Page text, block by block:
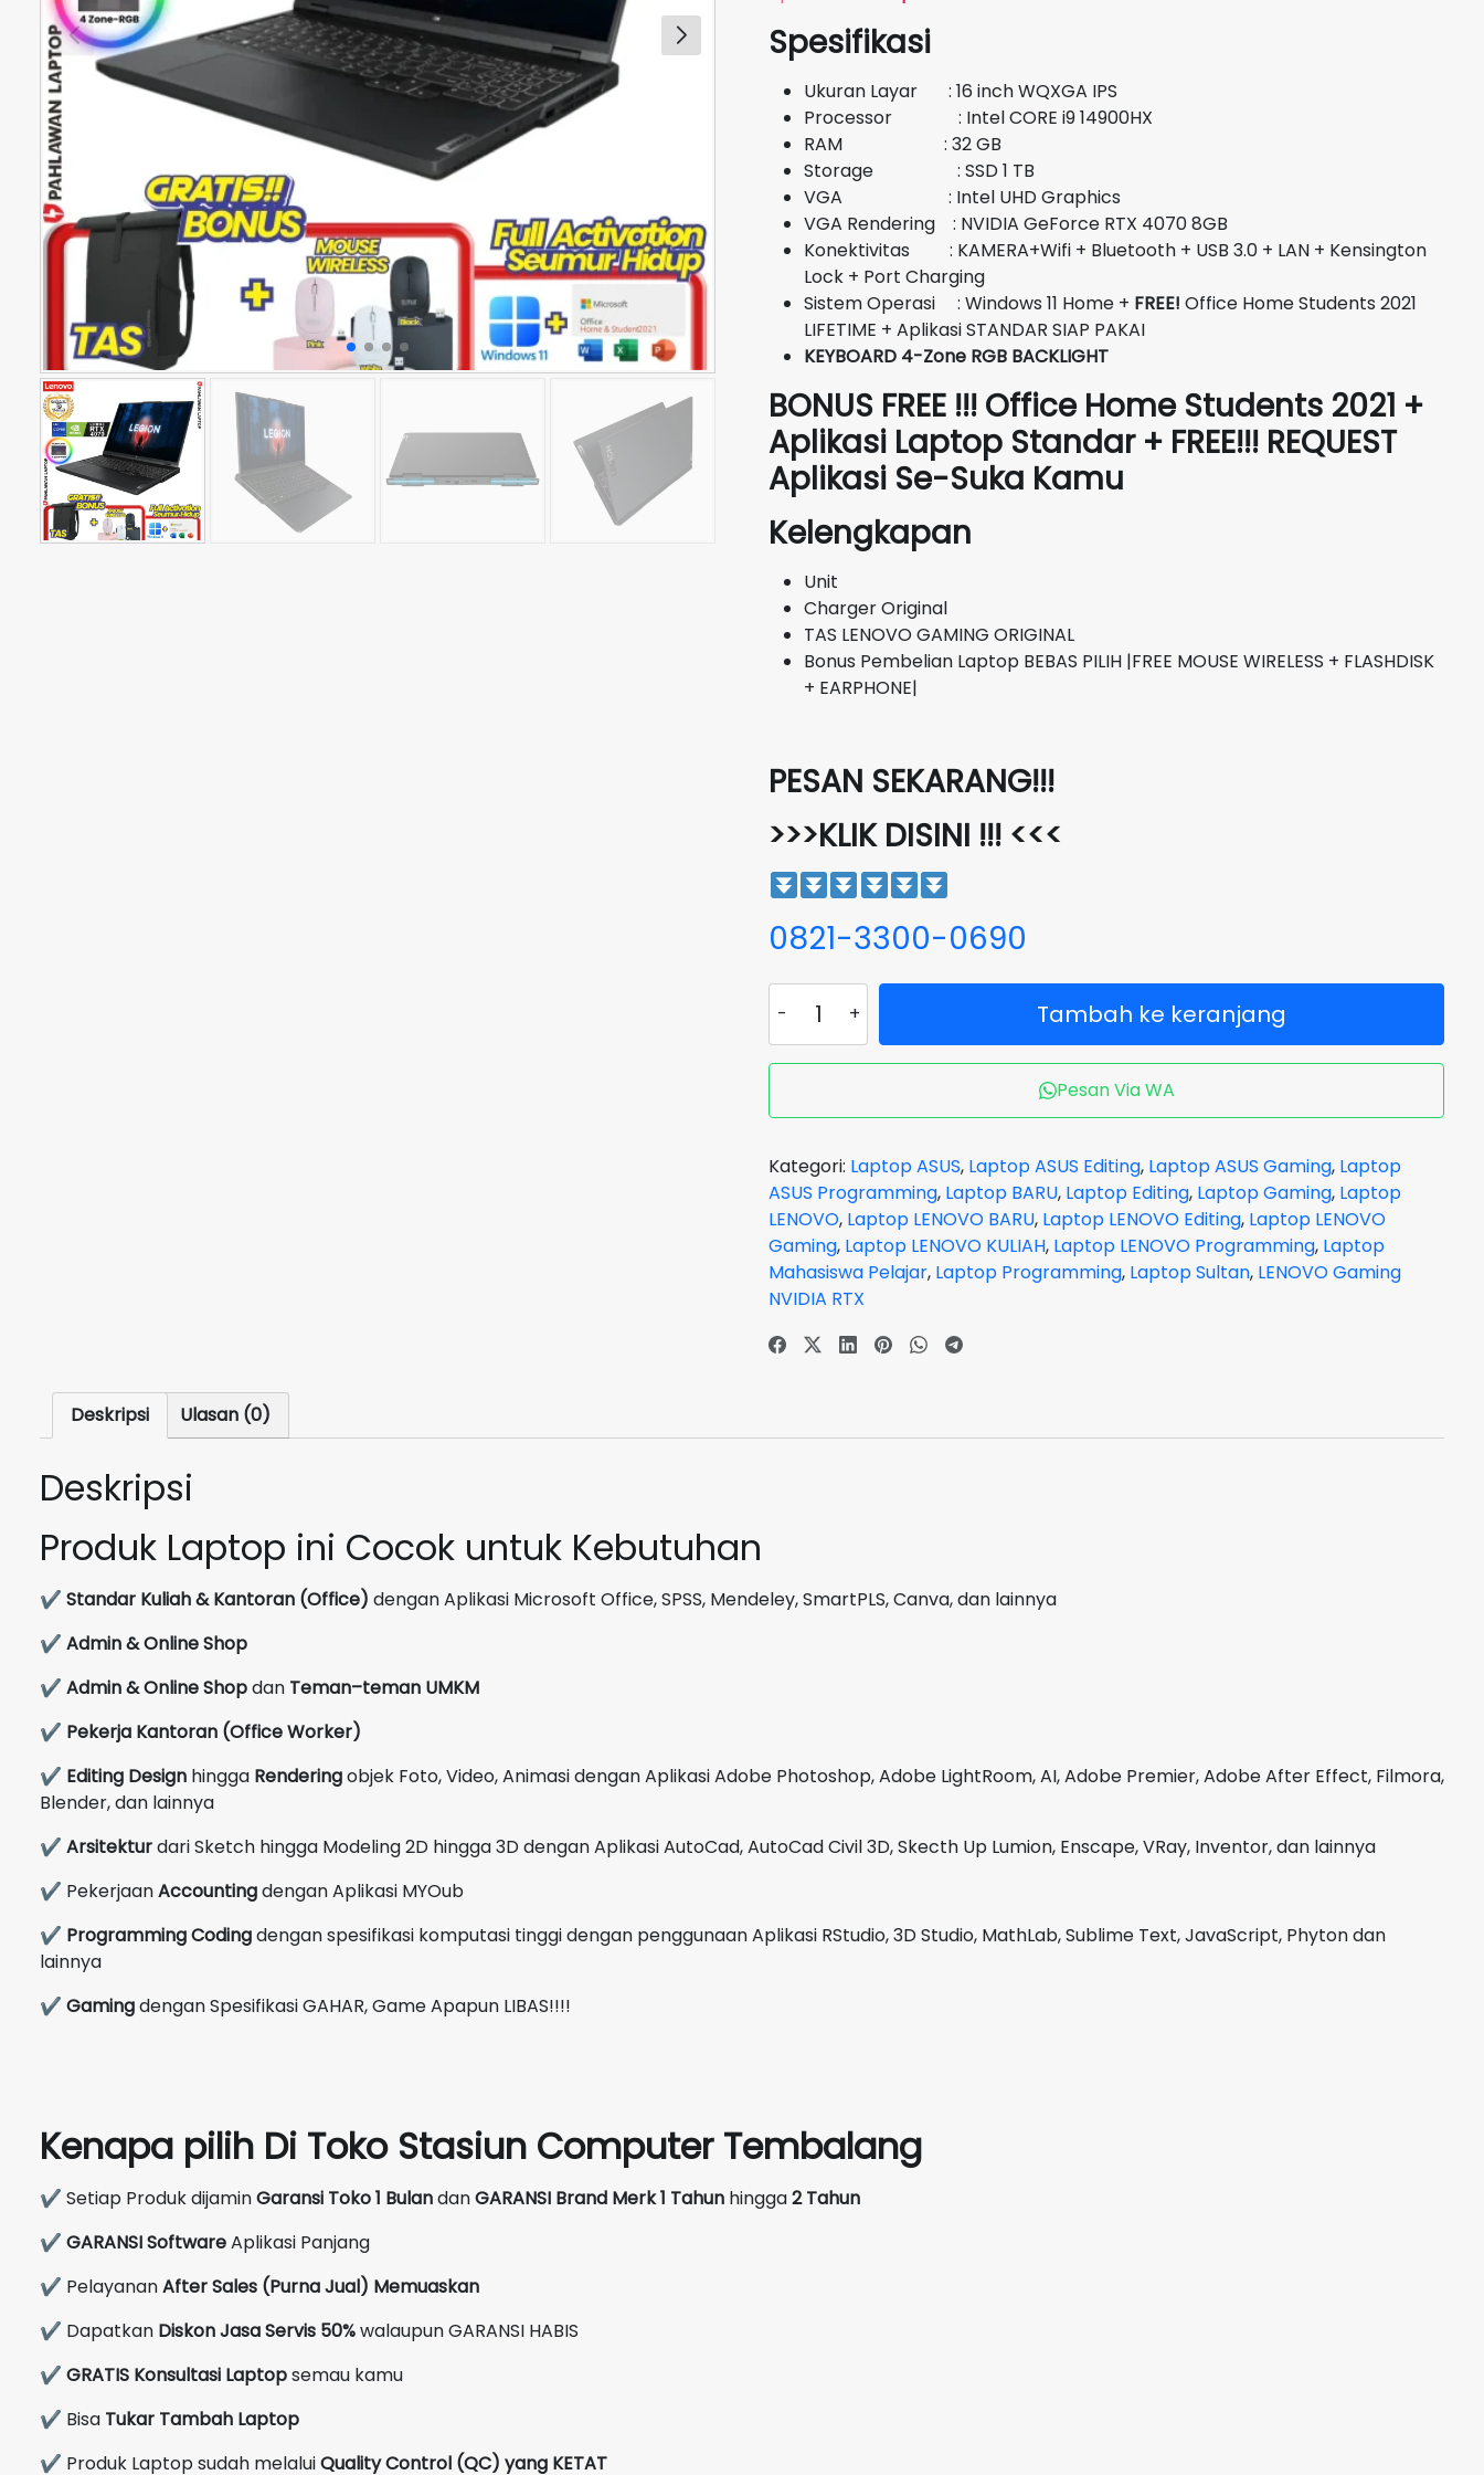
adalah:
Rp33.800.000.
Spesifikasi
Ukuran Layar : 16 inch WQXGA IPS
Processor : Intel CORE i9 14900HX
RAM : 32 GB
Storage : SSD 1 TB
VGA : Intel UHD Graphics
VGA Rendering : NVIDIA GeForce RTX 4070 8GB
Konektivitas : KAMERA+Wifi + Bluetooth + USB 3.0 + LAN + Kensington
Lock + Port Charging
Sistem Operasi : Windows 11 Home + FREE! Office Home Students 2021
LIFETIME + Aplikasi STANDAR SIAP PAKAI
KEYBOARD 4-Zone RGB BACKLIGHT
BONUS FREE !!! Office Home Students 2021 +
Aplikasi Laptop Standar + FREE!!! REQUEST
Aplikasi Se-Suka Kamu
Kelengkapan
Unit
Charger Original
TAS LENOVO GAMING ORIGINAL
Bonus Pembelian Laptop BEBAS PILIH |FREE MOUSE WIRELESS + FLASHDISK
+ EARPHONE|
PESAN SEKARANG!!!
>>>KLIK DISINI !!! <<<
0821-3300-0690
Laptop
LENOVO
LEGION
3MID
CORE
i9
14900HX
VGA
NVIDIA
RTX
4070
SSD
3
Tambah ke keranjang
Pesan Via WA
Kategori: Laptop ASUS, Laptop ASUS Editing, Laptop ASUS Gaming, Laptop
ASUS Programming, Laptop BARU, Laptop Editing, Laptop Gaming, Laptop
LENOVO, Laptop LENOVO BARU, Laptop LENOVO Editing, Laptop LENOVO
Gaming, Laptop LENOVO KULIAH, Laptop LENOVO Programming, Laptop
Mahasiswa Pelajar, Laptop Programming, Laptop Sultan, LENOVO Gaming
NVIDIA RTX
Deskripsi Ulasan (0)
Deskripsi
Produk Laptop ini Cocok untuk Kebutuhan
✔ Standar Kuliah & Kantoran (Office) dengan Aplikasi Microsoft Office, SPSS, Mendeley, SmartPLS, Canva, dan lainnya
✔ Admin & Online Shop
✔ Admin & Online Shopdan Teman–teman UMKM
✔ Pekerja Kantoran (Office Worker)
✔ Editing Design hingga Renderingobjek Foto, Video, Animasi dengan Aplikasi Adobe Photoshop, Adobe LightRoom, AI, Adobe Premier, Adobe After Effect, Filmora,
Blender, dan lainnya
✔ Arsitekturdari Sketch hingga Modeling 2D hingga 3D dengan Aplikasi AutoCad, AutoCad Civil 3D, Skecth Up Lumion, Enscape, VRay, Inventor, dan lainnya
✔ PekerjaanAccountingdengan Aplikasi MYOub
✔ Programming Codingdengan spesifikasi komputasi tinggi dengan penggunaan Aplikasi RStudio, 3D Studio, MathLab, Sublime Text, JavaScript, Phyton dan
lainnya
✔ Gamingdengan Spesifikasi GAHAR, Game Apapun LIBAS!!!!
Kenapa pilih Di Toko Stasiun Computer Tembalang
✔ Setiap Produk dijaminGaransi Toko 1 BulandanGARANSI Brand Merk1 Tahun hingga2 Tahun
✔ GARANSI SoftwareAplikasi Panjang
✔ PelayananAfter Sales (Purna Jual) Memuaskan
✔ Dapatkan Diskon Jasa Servis 50%walaupun GARANSI HABIS
✔ GRATIS Konsultasi Laptopsemau kamu
✔ Bisa Tukar Tambah Laptop
✔ Produk Laptop sudah melaluiQuality Control (QC) yang KETAT